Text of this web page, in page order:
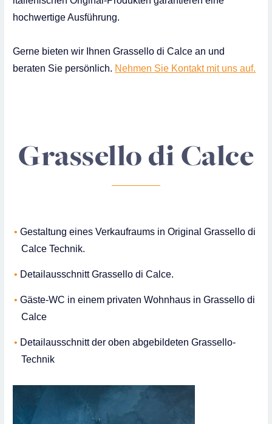
hochwertige Ausführung.
Gerne bieten wir Ihnen Grassello di Calce an und
beraten Sie persönlich. Nehmen Sie Kontakt mit uns auf.
Grassello di Calce
Gestaltung eines Verkaufraums in Original Grassello di
Calce Technik.
Detailausschnitt Grassello di Calce.
Gäste-WC in einem privaten Wohnhaus in Grassello di
Calce
Detailausschnitt der oben abgebildeten Grassello-
Technik